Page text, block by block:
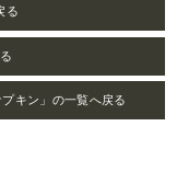
る
ン」の一覧へ戻る